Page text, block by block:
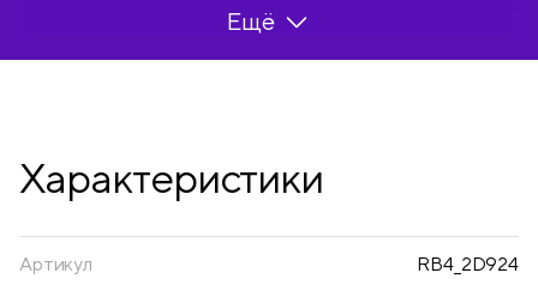
эффектом soft-touch.
Вместимость папки – 150 листов, ширина
помещенные в файлы-вкладыши.
Специальная D-форма колец помогает
могут быть выровнены по левому краю,
благодаря боковой вертикальной стенке
Ещё
Характеристики
Артикул RB4_2D924